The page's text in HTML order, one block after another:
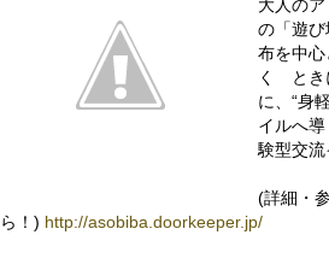
大人の
の「遊
布を中
く とき
に、“身
イルへ
験型交流
(詳細・
ら！) http://asobiba.doorkeeper.jp/